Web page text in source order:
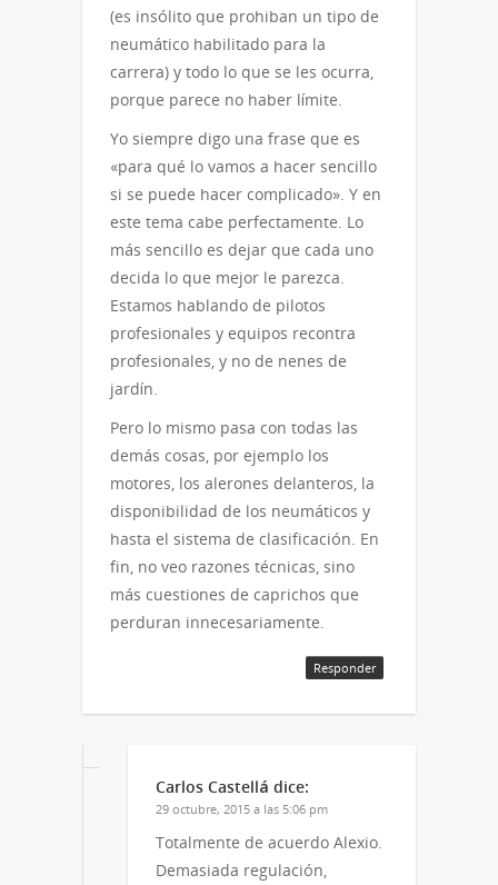
(es insólito que prohiban un tipo de
neumático habilitado para la
carrera) y todo lo que se les ocurra,
porque parece no haber límite.
Yo siempre digo una frase que es
«para qué lo vamos a hacer sencillo
si se puede hacer complicado». Y en
este tema cabe perfectamente. Lo
más sencillo es dejar que cada uno
decida lo que mejor le parezca.
Estamos hablando de pilotos
profesionales y equipos recontra
profesionales, y no de nenes de
jardín.
Pero lo mismo pasa con todas las
demás cosas, por ejemplo los
motores, los alerones delanteros, la
disponibilidad de los neumáticos y
hasta el sistema de clasificación. En
fin, no veo razones técnicas, sino
más cuestiones de caprichos que
perduran innecesariamente.
Responder
Carlos Castellá dice:
29 octubre, 2015 a las 5:06 pm
Totalmente de acuerdo Alexio.
Demasiada regulación,